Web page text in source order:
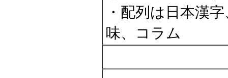
・配列は日本漢
味、コラム